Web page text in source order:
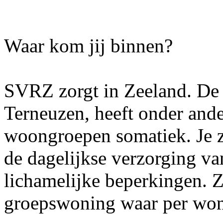
Waar kom jij binnen?
SVRZ zorgt in Zeeland.
Terneuzen, heeft onder
woongroepen somatiek. Je
de dagelijkse verzorging
lichamelijke beperkingen.
groepswoning waar per